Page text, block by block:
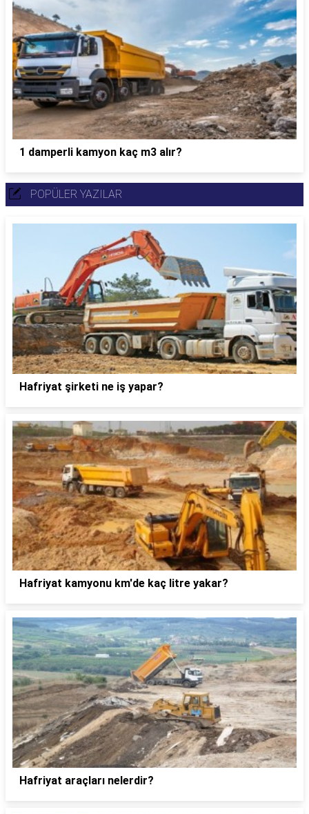
1 damperli kamyon kaç m3 alır?
POPÜLER YAZILAR
Hafriyat şirketi ne iş yapar?
Hafriyat kamyonu km'de kaç litre yakar?
Hafriyat araçları nelerdir?